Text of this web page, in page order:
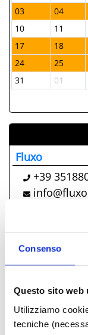
Consenso
Questo sito web
Utilizziamo
tecniche
03
04
10
11
17
18
24
25
31
01
Fluxo
+39
A Night at
Imperial-era
Pope Leo